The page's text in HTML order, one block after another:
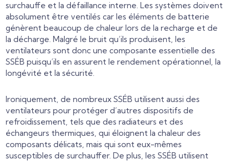
surchauffe et la défaillance interne. Les systèmes doivent
absolument être ventilés car les éléments de batterie
génèrent beaucoup de chaleur lors de la recharge et de
la décharge. Malgré le bruit qu’ils produisent, les
ventilateurs sont donc une composante essentielle des
SSÉB puisqu’ils en assurent le rendement opérationnel, la
longévité et la sécurité.
Ironiquement, de nombreux SSÉB utilisent aussi des
ventilateurs pour protéger d’autres dispositifs de
refroidissement, tels que des radiateurs et des
échangeurs thermiques, qui éloignent la chaleur des
composants délicats, mais qui sont eux-mêmes
susceptibles de surchauffer. De plus, les SSÉB utilisent